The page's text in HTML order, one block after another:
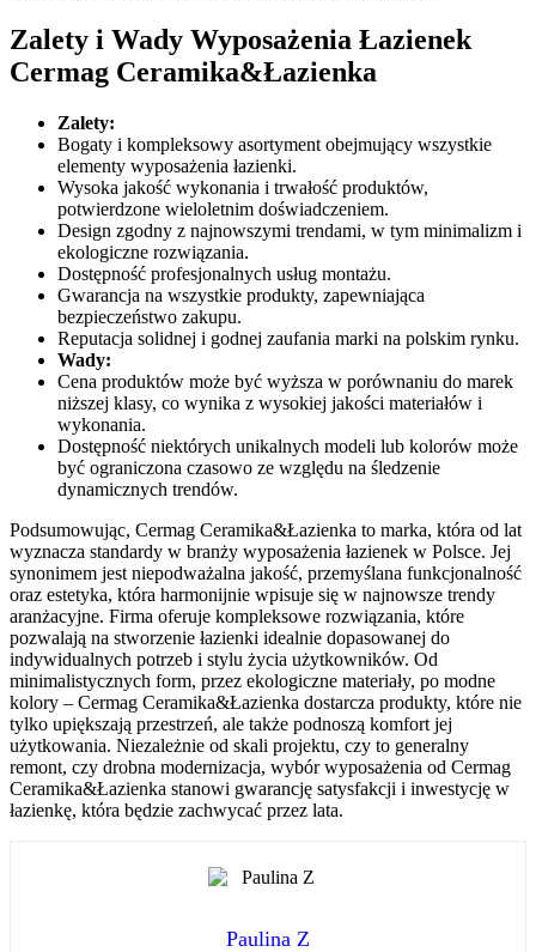
Zalety i Wady Wyposażenia Łazienek
Cermag Ceramika&Łazienka
Zalety:
Bogaty i kompleksowy asortyment obejmujący wszystkie
elementy wyposażenia łazienki.
Wysoka jakość wykonania i trwałość produktów,
potwierdzone wieloletnim doświadczeniem.
Design zgodny z najnowszymi trendami, w tym minimalizm i
ekologiczne rozwiązania.
Dostępność profesjonalnych usług montażu.
Gwarancja na wszystkie produkty, zapewniająca
bezpieczeństwo zakupu.
Reputacja solidnej i godnej zaufania marki na polskim rynku.
Wady:
Cena produktów może być wyższa w porównaniu do marek
niższej klasy, co wynika z wysokiej jakości materiałów i
wykonania.
Dostępność niektórych unikalnych modeli lub kolorów może
być ograniczona czasowo ze względu na śledzenie
dynamicznych trendów.
Podsumowując, Cermag Ceramika&Łazienka to marka, która od lat
wyznacza standardy w branży wyposażenia łazienek w Polsce. Jej
synonimem jest niepodważalna jakość, przemyślana funkcjonalność
oraz estetyka, która harmonijnie wpisuje się w najnowsze trendy
aranżacyjne. Firma oferuje kompleksowe rozwiązania, które
pozwalają na stworzenie łazienki idealnie dopasowanej do
indywidualnych potrzeb i stylu życia użytkowników. Od
minimalistycznych form, przez ekologiczne materiały, po modne
kolory – Cermag Ceramika&Łazienka dostarcza produkty, które nie
tylko upiększają przestrzeń, ale także podnoszą komfort jej
użytkowania. Niezależnie od skali projektu, czy to generalny
remont, czy drobna modernizacja, wybór wyposażenia od Cermag
Ceramika&Łazienka stanowi gwarancję satysfakcji i inwestycję w
łazienkę, która będzie zachwycać przez lata.
Paulina Z